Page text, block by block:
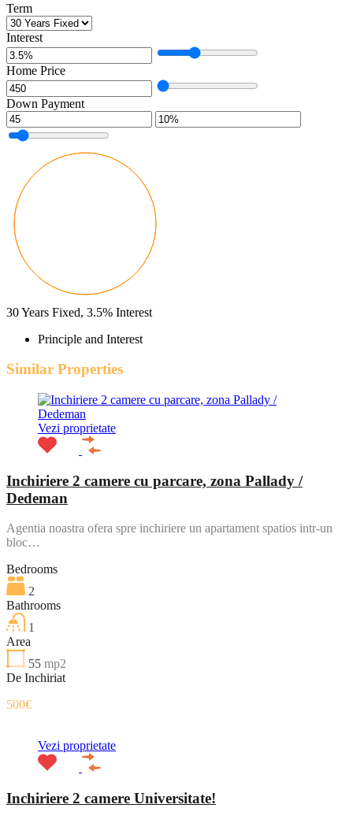
Term
Interest
Home Price
Down Payment
30Years Fixed, 3.5% Interest
Principle and Interest
Similar Properties
Vezi proprietate
Inchiriere 2 camere cu parcare, zona Pallady /
Dedeman
Agentia noastra ofera spre inchiriere un apartament spatios intr-un
bloc…
Bedrooms
2
Bathrooms
1
Area
55 mp2
De Inchiriat
500€
Vezi proprietate
Inchiriere 2 camere Universitate!